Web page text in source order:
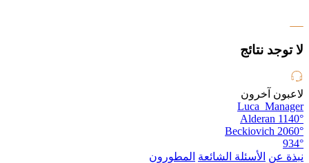
لا توجد نتائج
لاعبون آخرون
Luca_Manager
1140°
Alderan
2060°
Beckiovich
934°
نبذة عن الأسئلة الشائعة المطورون